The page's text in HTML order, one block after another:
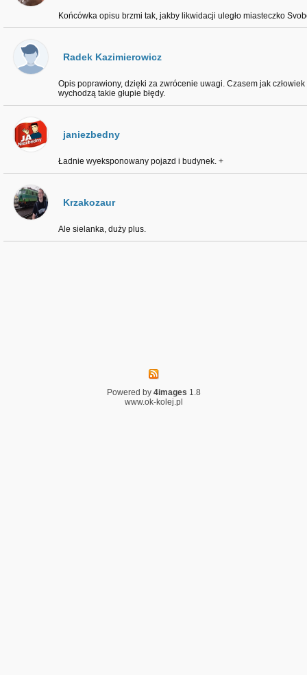
Końcówka opisu brzmi tak, jakby likwidacji uległo miasteczko
Radek Kazimierowicz
Opis poprawiony, dzięki za zwrócenie uwagi. Czasem jak
wychodzą takie głupie błędy.
janiezbedny
Ładnie wyeksponowany pojazd i budynek. +
Krzakozaur
Ale sielanka, duży plus.
Powered by 4images 1.8
www.ok-kolej.pl